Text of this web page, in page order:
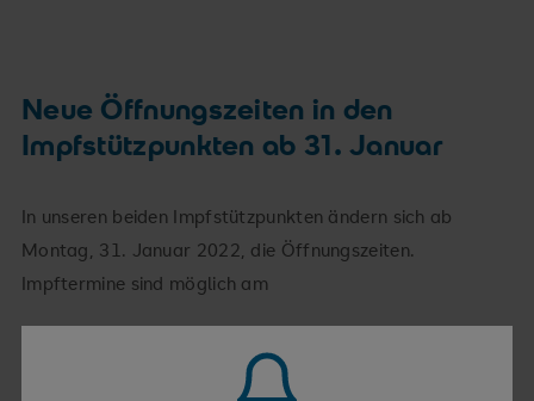
Neue Öffnungszeiten in den
Impfstützpunkten ab 31. Januar
In unseren beiden Impfstützpunkten ändern sich ab
Montag, 31. Januar 2022, die Öffnungszeiten.
Impftermine sind möglich am
Impfstützpunkt SRH Krankenhaus Bad Saulgau:
Montag, Mittwoch, Freitag,